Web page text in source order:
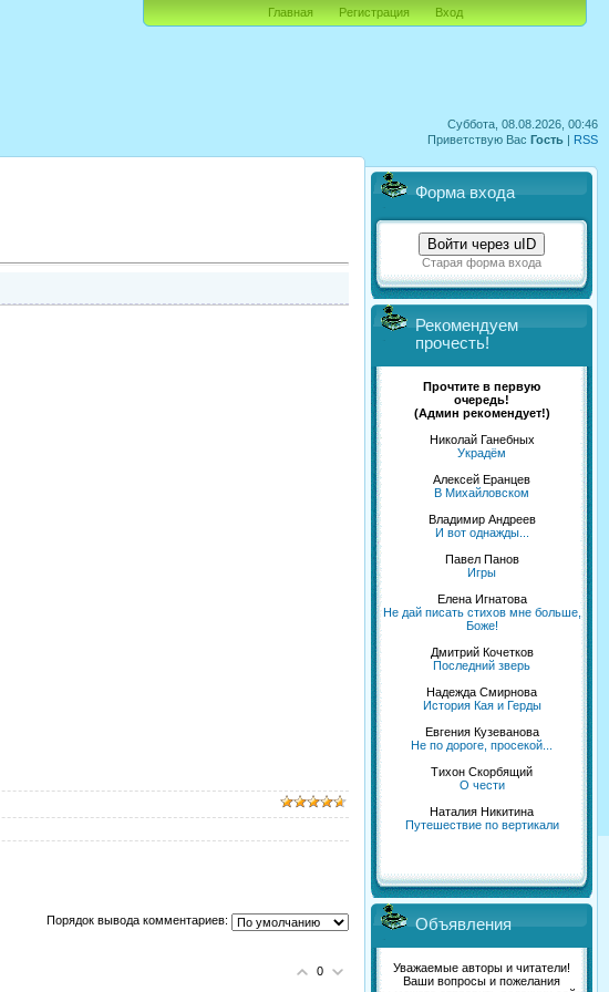
Суббота, 08.08.2026, 00:46
Приветствую Вас Гость | RSS
Главная Регистрация Вход
Порядок вывода комментариев:
0
Форма входа
Войти через uID
Старая форма входа
Рекомендуем
прочесть!
Прочтите в первую
очередь!
(Админ рекомендует!)
Николай Ганебных
Украдём
Алексей Еранцев
В Михайловском
Владимир Андреев
И вот однажды...
Павел Панов
Игры
Елена Игнатова
Не дай писать стихов мне больше,
Боже!
Дмитрий Кочетков
Последний зверь
Надежда Смирнова
История Кая и Герды
Евгения Кузеванова
Не по дороге, просекой...
Тихон Скорбящий
О чести
Наталия Никитина
Путешествие по вертикали
Объявления
Уважаемые авторы и читатели!
Ваши вопросы и пожелания